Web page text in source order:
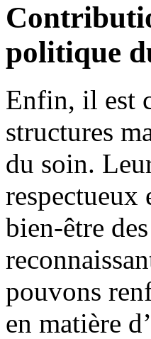
politique
Enfin, il est
structures
du soin.
respectueux
bien-être
pouvons
en matière